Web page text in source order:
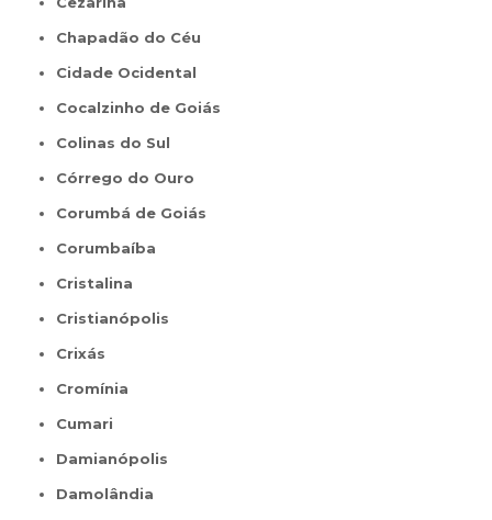
Chapadão do Céu
Cidade Ocidental
Cocalzinho de Goiás
Colinas do Sul
Córrego do Ouro
Corumbá de Goiás
Corumbaíba
Cristalina
Cristianópolis
Crixás
Cromínia
Cumari
Damianópolis
Damolândia